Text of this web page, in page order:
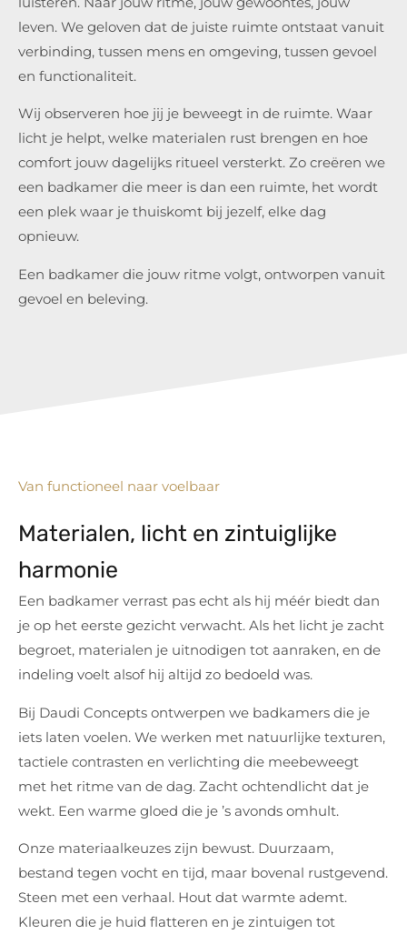
leven. We geloven dat de juiste ruimte ontstaat vanuit
verbinding, tussen mens en omgeving, tussen gevoel
en functionaliteit.
Wij observeren hoe jij je beweegt in de ruimte. Waar
licht je helpt, welke materialen rust brengen en hoe
comfort jouw dagelijks ritueel versterkt. Zo creëren we
een badkamer die meer is dan een ruimte, het wordt
een plek waar je thuiskomt bij jezelf, elke dag
opnieuw.
Een badkamer die jouw ritme volgt, ontworpen vanuit
gevoel en beleving.
Van functioneel naar voelbaar
Materialen, licht en zintuiglijke
harmonie
Een badkamer verrast pas echt als hij méér biedt dan
je op het eerste gezicht verwacht. Als het licht je zacht
begroet, materialen je uitnodigen tot aanraken, en de
indeling voelt alsof hij altijd zo bedoeld was.
Bij Daudi Concepts ontwerpen we badkamers die je
iets laten voelen. We werken met natuurlijke texturen,
tactiele contrasten en verlichting die meebeweegt
met het ritme van de dag. Zacht ochtendlicht dat je
wekt. Een warme gloed die je ’s avonds omhult.
Onze materiaalkeuzes zijn bewust. Duurzaam,
bestand tegen vocht en tijd, maar bovenal rustgevend.
Steen met een verhaal. Hout dat warmte ademt.
Kleuren die je huid flatteren en je zintuigen tot